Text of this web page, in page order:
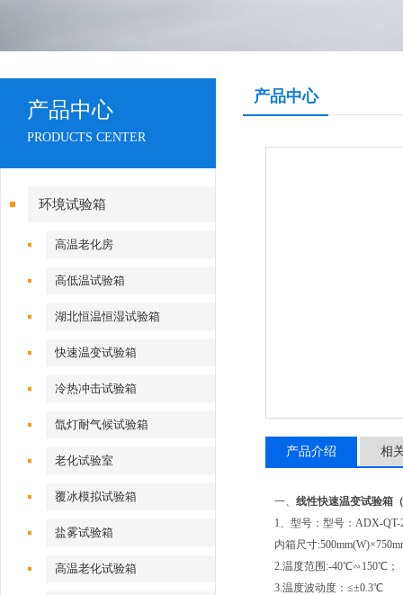
产品中心
PRODUCTS CENTER
环境试验箱
高温老化房
高低温试验箱
湖北恒温恒湿试验箱
快速温变试验箱
冷热冲击试验箱
氙灯耐气候试验箱
老化试验室
覆冰模拟试验箱
盐雾试验箱
高温老化试验箱
产品中心
产品介绍 相
一、 线性快速温变试验箱
1、型号：型号：ADX-QT-
内箱尺寸
2.温度范围:-40℃∽150℃；
3.温度波动度：≤±0.3℃